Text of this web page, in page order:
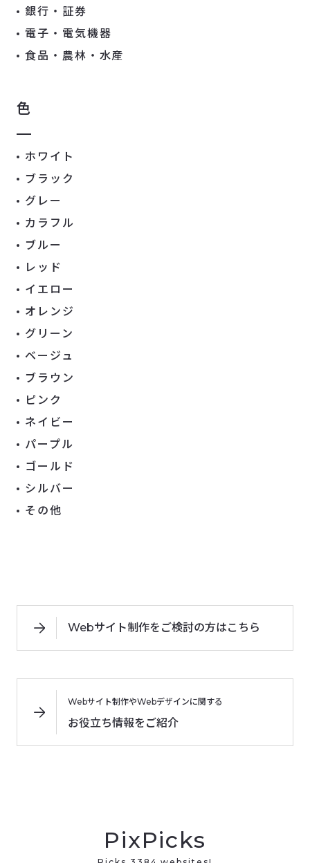
銀行・証券
電子・電気機器
食品・農林・水産
色
ホワイト
ブラック
グレー
カラフル
ブルー
レッド
イエロー
オレンジ
グリーン
ベージュ
ブラウン
ピンク
ネイビー
パープル
ゴールド
シルバー
その他
Webサイト制作をご検討の方はこちら
Webサイト制作やWebデザインに関する
お役立ち情報をご紹介
PixPicks